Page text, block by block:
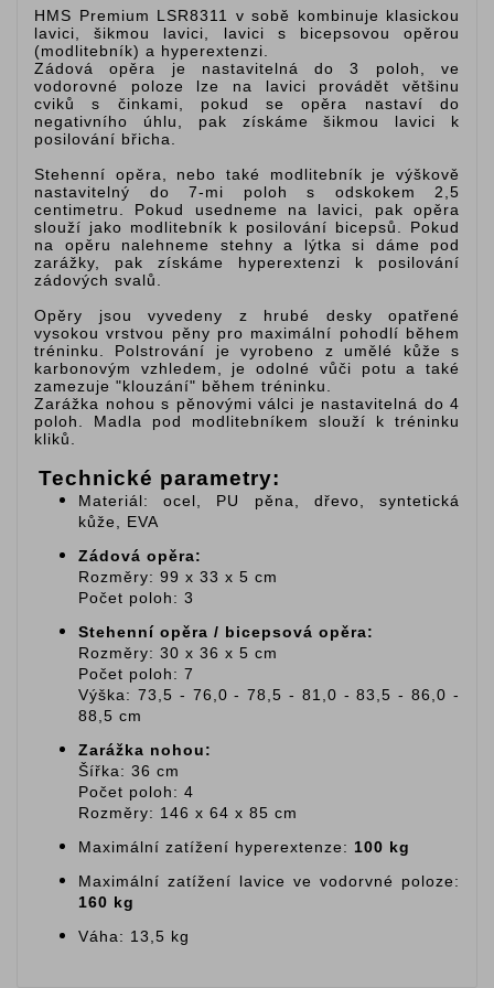
HMS Premium LSR8311 v sobě kombinuje klasickou
lavici, šikmou lavici, lavici s bicepsovou opěrou
(modlitebník) a hyperextenzi.
Zádová opěra je nastavitelná do 3 poloh, ve
vodorovné poloze lze na lavici provádět většinu
cviků s činkami, pokud se opěra nastaví do
negativního úhlu, pak získáme šikmou lavici k
posilování břicha.
Stehenní opěra, nebo také modlitebník je výškově
nastavitelný do 7-mi poloh s odskokem 2,5
centimetru. Pokud usedneme na lavici, pak opěra
slouží jako modlitebník k posilování bicepsů. Pokud
na opěru nalehneme stehny a lýtka si dáme pod
zarážky, pak získáme hyperextenzi k posilování
zádových svalů.
Opěry jsou vyvedeny z hrubé desky opatřené
vysokou vrstvou pěny pro maximální pohodlí během
tréninku. Polstrování je vyrobeno z umělé kůže s
karbonovým vzhledem, je odolné vůči potu a také
zamezuje "klouzání" během tréninku.
Zarážka nohou s pěnovými válci je nastavitelná do 4
poloh. Madla pod modlitebníkem slouží k tréninku
kliků.
Technické parametry:
Materiál: ocel, PU pěna, dřevo, syntetická
kůže, EVA
Zádová opěra:
Rozměry: 99 x 33 x 5 cm
Počet poloh: 3
Stehenní opěra / bicepsová opěra:
Rozměry: 30 x 36 x 5 cm
Počet poloh: 7
Výška: 73,5 - 76,0 - 78,5 - 81,0 - 83,5 - 86,0 -
88,5 cm
Zarážka nohou:
Šířka: 36 cm
Počet poloh: 4
Rozměry: 146 x 64 x 85 cm
Maximální zatížení hyperextenze: 100 kg
Maximální zatížení lavice ve vodorvné poloze:
160 kg
Váha: 13,5 kg